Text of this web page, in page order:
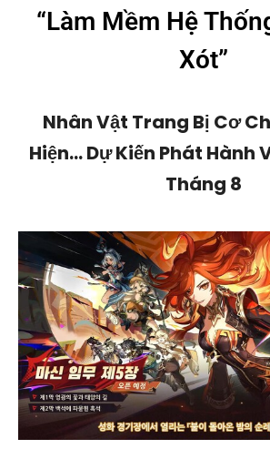
“Làm Mềm Hệ
Xót”
Nhân Vật Trang Bị Cơ
Hiện… Dự Kiến Phát Hành
Tháng 8